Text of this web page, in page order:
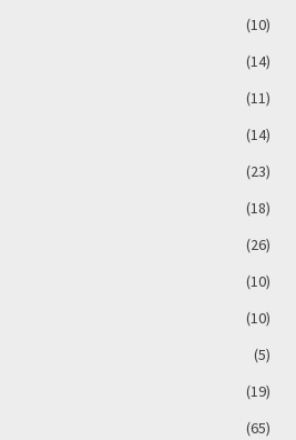
(10)
(14)
(11)
(14)
(23)
(18)
(26)
(10)
(10)
(5)
(19)
(65)